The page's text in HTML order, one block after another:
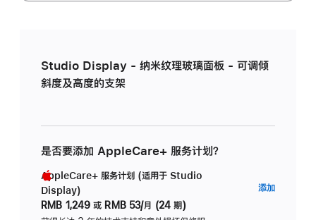
Studio Display - 纳米纹理玻璃面板 - 可调倾
斜度及高度的支架
是否要添加 AppleCare+ 服务计划？
AppleCare+ 服务计划 (适用于 Studio
Display)
RMB 1,249 或 RMB 53/月 (24 期)
添加